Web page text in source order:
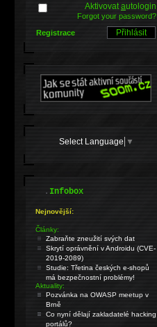
Aktivovatautologin
Forgot your password?
Registrace
Select Language ▼
.Infobox
Nejnovější:
Články:
Zabraňte zneužití svých dat
Skrytí oprávnění v Androidu (CVE-
2019-2089)
Studie: Třetina českých e-shopů
má bezpečnostní problémy!
Aktuality:
Pozvánka na OWASP meetup v
Brně
Co nyní dělají zakladatelé hacking
portálů?